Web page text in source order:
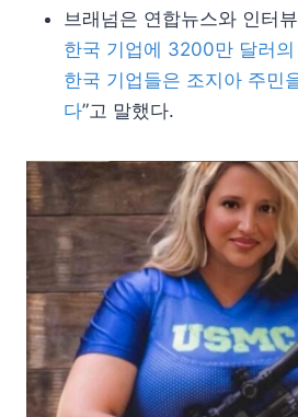
브래넘은 연합뉴스와 인터
한국 기업에 3200만 달러
한국 기업들은 조지아 주민
다”고 말했다.